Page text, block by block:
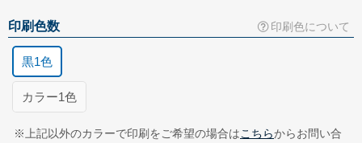
封筒の送付方法
写真で送る
お持ちの封筒の写真を登録してください。
印刷用データの種類
Illustrator形式
印刷色数 印刷色について
黒1色
カラー1色
※上記以外のカラーで印刷をご希望の場合はこちらからお問い合